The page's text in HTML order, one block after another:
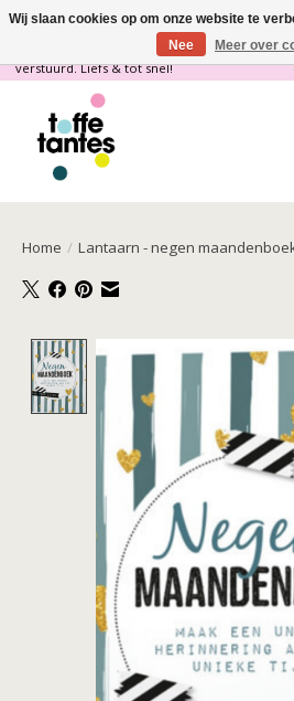
Wij gaan op vakantie! vanaf 4 juli t/m 21 juli
verstuurd. Liefs & tot snel!
Home / Lantaarn - negen
Product image
Wij slaan cookies op om onze website te
Nee
Meer over